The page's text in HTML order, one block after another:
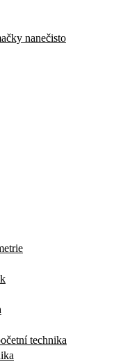
nanečisto
technika